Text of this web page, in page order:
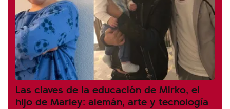
Las claves de la educación de Mirko, el
hijo de Marley: alemán, arte y tecnología